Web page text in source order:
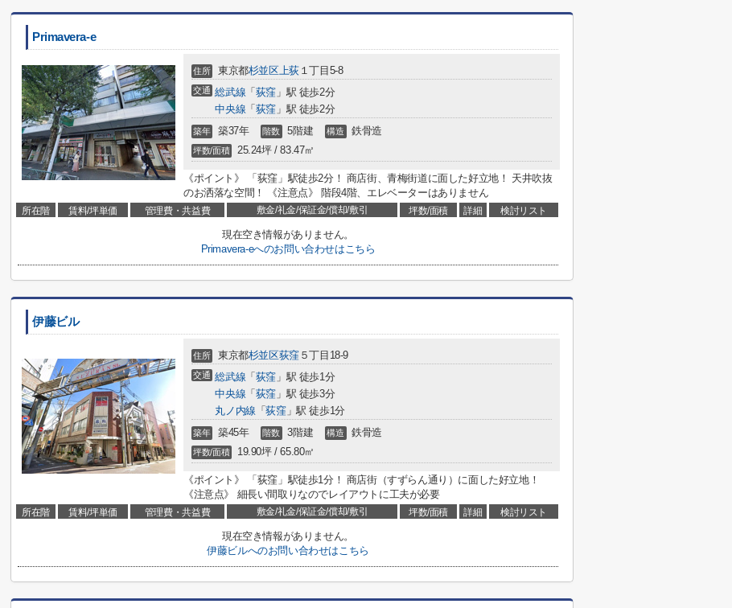
Primavera-e
住所 東京都杉並区上荻１丁目5-8
交通 総武線 「 荻窪 」駅 徒歩2分
中央線 「 荻窪 」駅 徒歩2分
築年 築37年 階数 5階建 構造 鉄骨造
坪数/面積 25.24坪 / 83.47㎡
《ポイント》 「荻窪」駅徒歩2分！ 商店街、青梅街道に面した好立地！ 天井吹抜
のお洒落な空間！ 《注意点》 階段4階、エレベーターはありません
所在階 賃料/坪単価 管理費・共益費 敷金/礼金/保証金/償却/敷引 坪数/面積 詳細 検討リスト
現在空き情報がありません。
Primavera-eへのお問い合わせはこちら
伊藤ビル
住所 東京都杉並区荻窪５丁目18-9
交通 総武線 「 荻窪 」駅 徒歩1分
中央線 「 荻窪 」駅 徒歩3分
丸ノ内線 「荻窪」駅 徒歩1分
築年 築45年 階数 3階建 構造 鉄骨造
坪数/面積 19.90坪 / 65.80㎡
《ポイント》 「荻窪」駅徒歩1分！ 商店街（すずらん通り）に面した好立地！
《注意点》 細長い間取りなのでレイアウトに工夫が必要
所在階 賃料/坪単価 管理費・共益費 敷金/礼金/保証金/償却/敷引 坪数/面積 詳細 検討リスト
現在空き情報がありません。
伊藤ビルへのお問い合わせはこちら